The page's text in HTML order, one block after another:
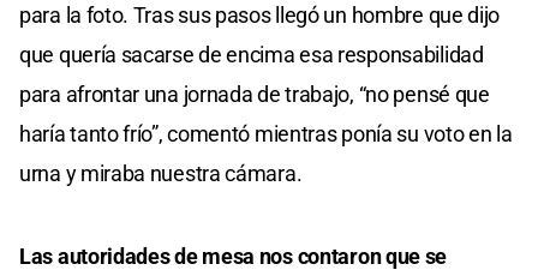
para la foto. Tras sus pasos llegó un hombre que dijo
que quería sacarse de encima esa responsabilidad
para afrontar una jornada de trabajo, “no pensé que
haría tanto frío”, comentó mientras ponía su voto en la
urna y miraba nuestra cámara.
Las autoridades de mesa nos contaron que se